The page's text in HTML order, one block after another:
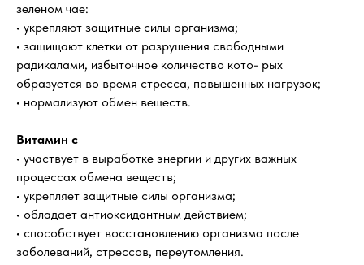
зеленом чае:
• укрепляют защитные силы организма;
• защищают клетки от разрушения свободными
радикалами, избыточное количество кото- рых
образуется во время стресса, повышенных нагрузок;
• нормализуют обмен веществ.
Витамин с
• участвует в выработке энергии и других важных
процессах обмена веществ;
• укрепляет защитные силы организма;
• обладает антиоксидантным действием;
• способствует восстановлению организма после
заболеваний, стрессов, переутомления.